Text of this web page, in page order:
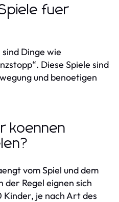
fuer
Dinge wie
Diese Spiele sind
und benoetigen
koennen
vom Spiel und dem
Regel eignen sich
je nach Art des